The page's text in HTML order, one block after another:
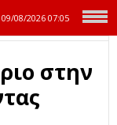
08/202607:05
στην